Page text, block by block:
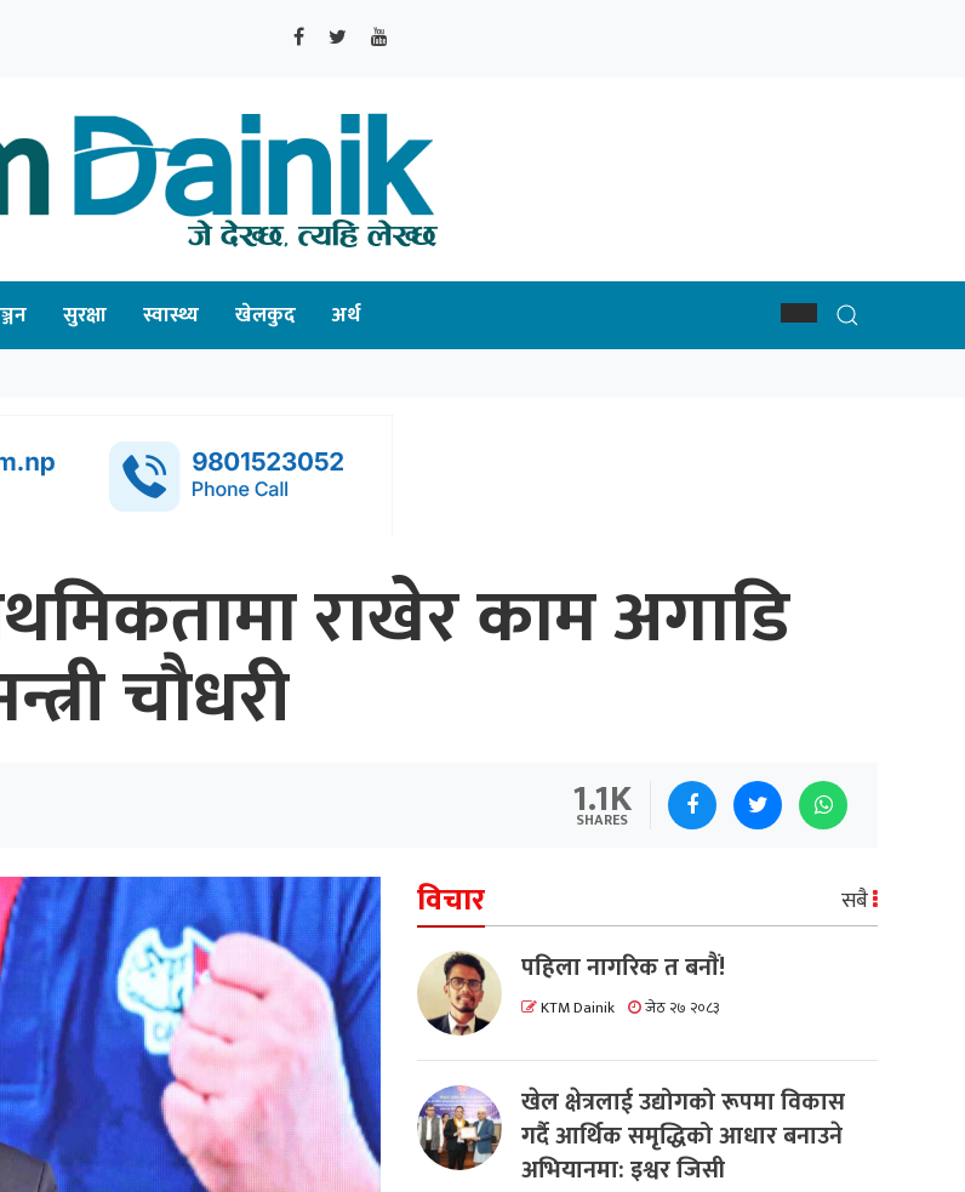
सुरक्षा स्वास्थ्य खेलकुद अर्थ
राखेर काम अगाडि
चौधरी
1.1K
SHARES
विचार सबै
पहिला नागरिक त बनाैं!
KTM Dainik जेठ २७ २०८३
खेल क्षेत्रलाई उद्योगको रूपमा विकास
गर्दै आर्थिक समृद्धिको आधार बनाउने
अभियानमा: इश्वर जिसी